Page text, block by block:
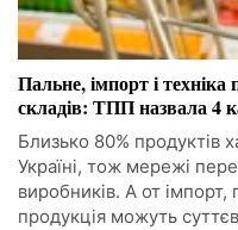
Пальне, імпорт і
складів: ТПП назвала 4
Близько 80% продуктів
Україні, тож мережі
виробників. А от імпорт,
продукція можуть